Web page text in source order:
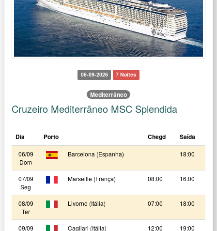
06-09-2026 7 Noites
Mediterrâneo
Cruzeiro Mediterrâneo MSC Splendida
Dia Porto Chegd Saída
06/09
Dom
Barcelona (Espanha) 18:00
07/09
Seg
Marseille (França) 08:00 16:00
08/09
Ter
Livorno (Itália) 07:00 18:00
09/09
Cagliari (Itália) 12:00 19:00